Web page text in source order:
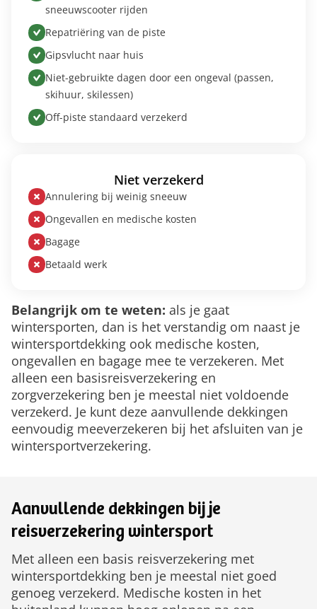
sneeuwscooter rijden
Repatriëring van de piste
Gipsvlucht naar huis
Niet-gebruikte dagen door een ongeval (passen,
skihuur, skilessen)
Off-piste standaard verzekerd
Niet verzekerd
Annulering bij weinig sneeuw
Ongevallen en medische kosten
Bagage
Betaald werk
Belangrijk om te weten: als je gaat
wintersporten, dan is het verstandig om naast je
wintersportdekking ook medische kosten,
ongevallen en bagage mee te verzekeren. Met
alleen een basisreisverzekering en
zorgverzekering ben je meestal niet voldoende
verzekerd. Je kunt deze aanvullende dekkingen
eenvoudig meeverzekeren bij het afsluiten van je
wintersportverzekering.
Aanvullende dekkingen bij je
reisverzekering wintersport
Met alleen een basis reisverzekering met
wintersportdekking ben je meestal niet goed
genoeg verzekerd. Medische kosten in het